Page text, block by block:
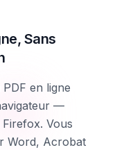
Sans
en ligne
—
Vous
Word, Acrobat